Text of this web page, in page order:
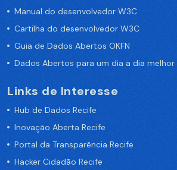
Manual do desenvolvedor W3C
Cartilha do desenvolvedor W3C
Guia de Dados Abertos OKFN
Dados Abertos para um dia a dia melhor
Links de Interesse
Hub de Dados Recife
Inovação Aberta Recife
Portal da Transparência Recife
Hacker Cidadão Recife